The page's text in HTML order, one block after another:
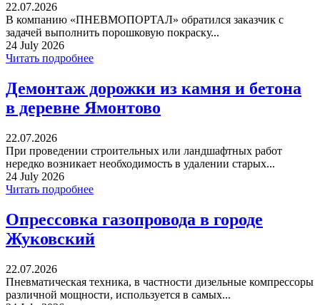
22.07.2026
В компанию «ПНЕВМОПОРТАЛ» обратился заказчик с
задачей выполнить порошковую покраску...
24 July 2026
Читать подробнее
Демонтаж дорожки из камня и бетона
в деревне Ямонтово
22.07.2026
При проведении строительных или ландшафтных работ
нередко возникает необходимость в удалении старых...
24 July 2026
Читать подробнее
Опрессовка газопровода в городе
Жуковский
22.07.2026
Пневматическая техника, в частности дизельные компрессоры
различной мощности, используется в самых...